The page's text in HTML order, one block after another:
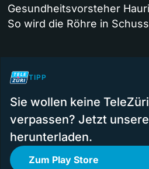
Gesundheitsvorsteher
So wird die Röhre in
TIPP
Sie wollen keine
verpassen? Jetzt
herunterladen.
Zum Play Store